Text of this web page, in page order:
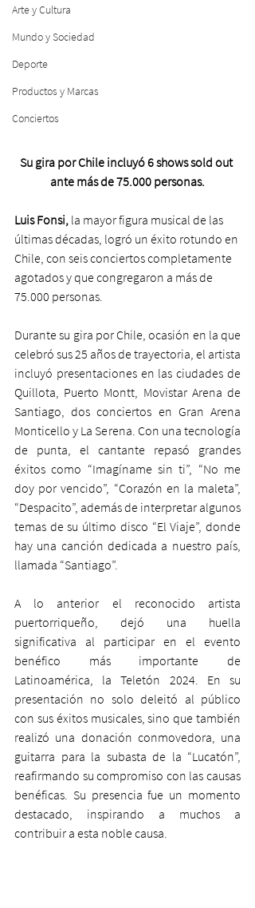
Arte y Cultura
Mundo y Sociedad
Deporte
Productos y Marcas
Conciertos
Su gira por Chile incluyó 6 shows sold out
ante más de 75.000 personas.
Luis Fonsi, la mayor figura musical de las
últimas décadas, logró un éxito rotundo en
Chile, con seis conciertos completamente
agotados y que congregaron a más de
75.000 personas.
Durante su gira por Chile, ocasión en la que
celebró sus 25 años de trayectoria, el artista
incluyó presentaciones en las ciudades de
Quillota, Puerto Montt, Movistar Arena de
Santiago, dos conciertos en Gran Arena
Monticello y La Serena. Con una tecnología
de punta, el cantante repasó grandes
éxitos como “Imagíname sin ti”, “No me
doy por vencido”, “Corazón en la maleta”,
“Despacito”, además de interpretar algunos
temas de su último disco “El Viaje”, donde
hay una canción dedicada a nuestro país,
llamada “Santiago”.
A lo anterior el reconocido artista
puertorriqueño, dejó una huella
significativa al participar en el evento
benéfico más importante de
Latinoamérica, la Teletón 2024. En su
presentación no solo deleitó al público
con sus éxitos musicales, sino que también
realizó una donación conmovedora, una
guitarra para la subasta de la “Lucatón”,
reafirmando su compromiso con las causas
benéficas. Su presencia fue un momento
destacado, inspirando a muchos a
contribuir a esta noble causa.